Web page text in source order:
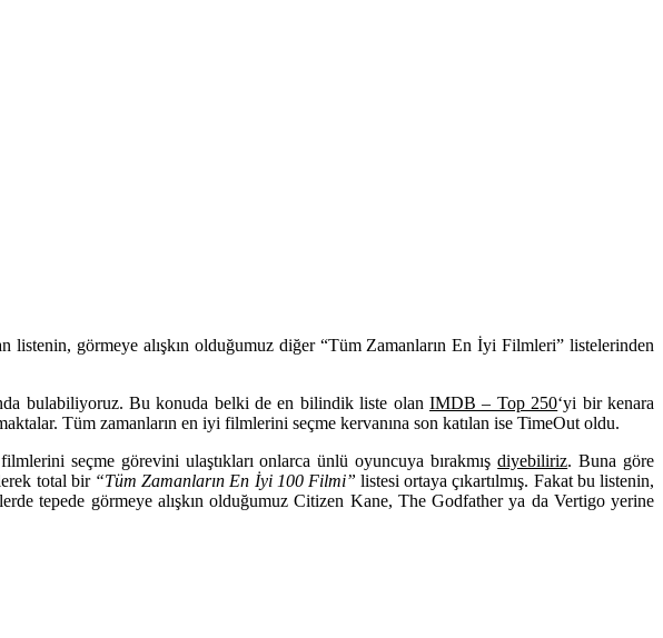
görmeye alışkın olduğumuz diğer “Tüm Zamanların En İyi Filmleri” listelerinden
bulabiliyoruz. Bu konuda belki de en bilindik liste olanIMDB – Top 250‘yi bir kenara
Tüm zamanların en iyi filmlerini seçme kervanına son katılan ise TimeOut oldu.
seçme görevini ulaştıkları onlarca ünlü oyuncuya bırakmışdiyebiliriz. Buna göre
total bir “Tüm Zamanların En İyi 100 Filmi” listesi ortaya çıkartılmış. Fakat bu listenin,
tepede görmeye alışkın olduğumuzCitizen Kane, The Godfatherya da Vertigoyerine